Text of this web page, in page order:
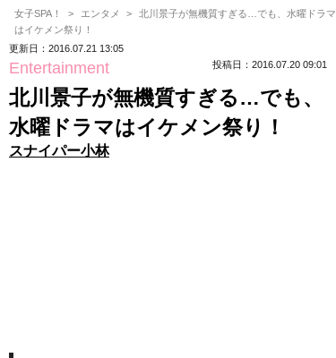
女子SPA！ エンタメ
北川景子が無機質すぎる…でも、水曜ドラマ
はイケメン祭り！
更新日：2016.07.21 13:05
Entertainment 投稿日：2016.07.20 09:01
北川景子が無機質すぎる…でも、
水曜ドラマはイケメン祭り！
スナイパー小林